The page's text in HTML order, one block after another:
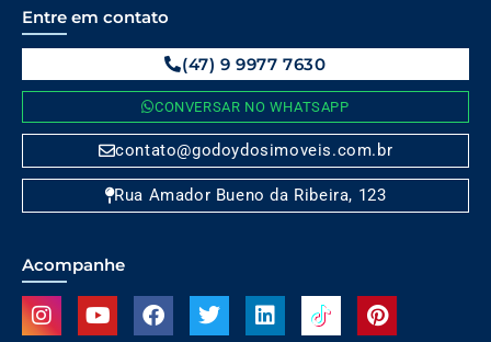
Entre em contato
(47) 9 9977 7630
CONVERSAR NO WHATSAPP
contato@godoydosimoveis.com.br
Rua Amador Bueno da Ribeira, 123
Acompanhe